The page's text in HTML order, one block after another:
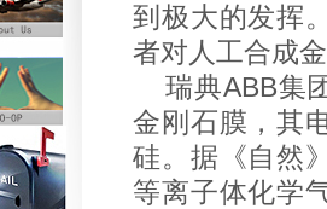
到极大的发挥
者对人工合成
瑞典ABB集
金刚石膜，其
硅。据《自然
等离子体化学